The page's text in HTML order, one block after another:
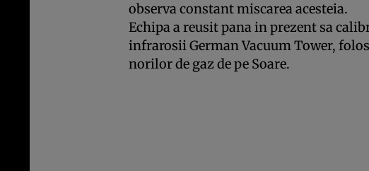
observa constant miscarea acesteia.
Echipa a reusit pana in prezent sa
infrarosii German Vacuum Tower,
norilor de gaz de pe Soare.